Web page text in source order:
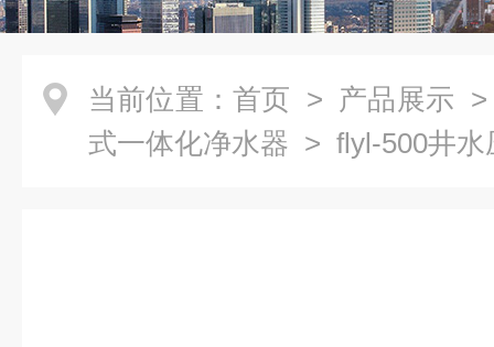
当前位置： 首页 > 产品展示
式一体化净水器 > flyl-500井水